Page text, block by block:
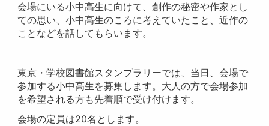
会場にいる小中高生に向けて、創作の秘密や作家とし
ての思い、小中高生のころに考えていたこと、近作の
ことなどを話してもらいます。
東京・学校図書館スタンプラリーでは、当日、会場で
参加する小中高生を募集します。大人の方で会場参加
を希望される方も先着順で受け付けます。
会場の定員は20名とします。